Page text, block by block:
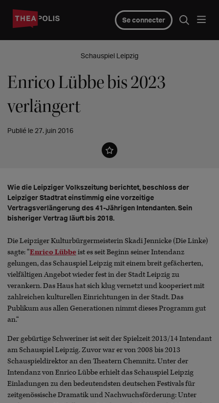
Se connecter
Schauspiel Leipzig
Enrico Lübbe bis 2023
verlängert
Publié le 27. juin 2016
Wie die Leipziger Volkszeitung berichtet, beschloss der
Leipziger Stadtrat einstimmig eine vorzeitige
Vertragsverlängerung des 41-Jährigen Intendanten. Sein
bisheriger Vertrag läuft bis 2018.
Die Leipziger Kulturbürgermeisterin Skadi Jennicke (Die Linke)
sagte: “Enrico Lübbeist es seit Beginn seiner Intendanz
gelungen, das Schauspiel Leipzig mit einem breit gefächerten,
vielfältigen Angebot wieder fest in der Stadt Leipzig zu
verankern. Das Haus hat sich klug vernetzt und kooperiert mit
zahlreichen kulturellen Einrichtungen in der Stadt. Das
Publikum aus allen Generationen nimmt dieses Programm gut
an.“
Der gebürtige Schweriner ist seit der Spielzeit 2013/14 Intendant
am Schauspiel Leipzig. Zuvor war er von 2008 bis 2013
Schauspieldirektor an den Theatern Chemnitz. Unter der
Intendanz von Enrico Lübbe erhielt das Schauspiel Leipzig
Einladungen zu den bedeutendsten deutschen Festivals für
zeitgenössische Dramatik und Nachwuchsförderung: Unter